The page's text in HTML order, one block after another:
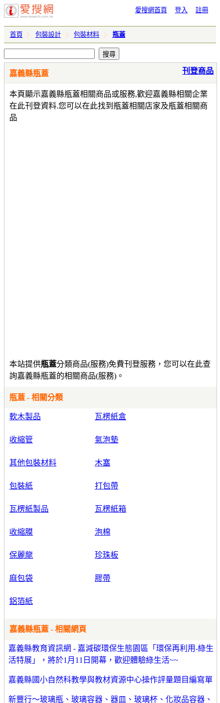
愛搜網首頁 登入 註冊
首頁 包裝設計 包裝材料 瓶蓋
嘉義縣瓶蓋
本頁顯示嘉義縣瓶蓋相關商品或服務,歡迎嘉義縣相關企業
在此刊登資料.您可以在此找到瓶蓋相關店家及瓶蓋相關商
品
刊登商品
本站提供瓶蓋分類商品(服務)免費刊登服務，您可以在此查
詢嘉義縣瓶蓋的相關商品(服務)。
瓶蓋 - 相關分類
軟木製品 瓦楞紙盒
收縮管 氣泡墊
其他包裝材料 木塞
包裝紙 打包帶
瓦楞紙製品 瓦楞紙箱
收縮膜 泡棉
保麗龍 珍珠板
麻包袋 膠帶
鋁箔紙
嘉義縣瓶蓋 - 相關網頁
嘉義縣教育資訊網 - 嘉減碳環保生態園區「環保再利用-綠生
活特展」，將於1月11日開幕，歡迎體驗綠生活~~
嘉義縣國小自然科教學與教材資源中心操作評量題目編寫單
新豐行～玻璃瓶、玻璃容器、器皿、玻璃杯、化妝品容器、